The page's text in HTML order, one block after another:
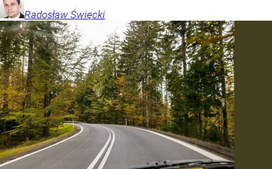
Radosław Święcki